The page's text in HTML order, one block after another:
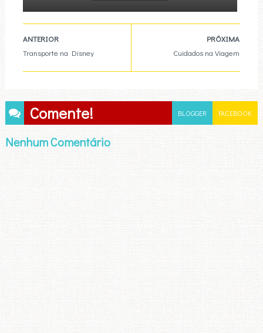
PRÓXIMA
Cuidados na Viagem
ANTERIOR
Transporte na Disney
Comente! BLOGGER FACEBOOK
Nenhum Comentário